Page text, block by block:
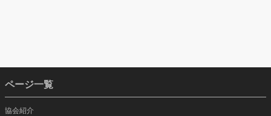
ページ一覧
協会紹介